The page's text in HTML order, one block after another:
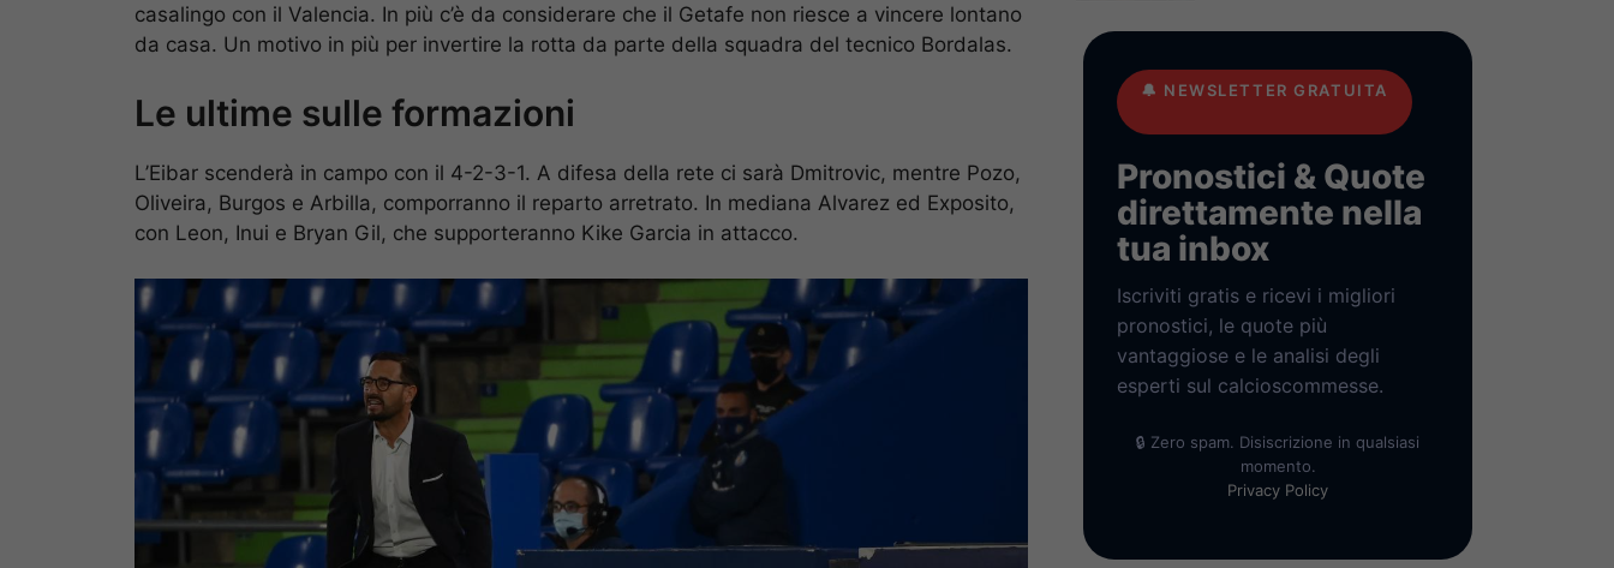
casalingo con il Valencia. In più c’è da considerare che il Getafe non riesce a vincere lontano
da casa. Un motivo in più per invertire la rotta da parte della squadra del tecnico Bordalas.
Le ultime sulle formazioni
L’Eibar scenderà in campo con il 4-2-3-1. A difesa della rete ci sarà Dmitrovic, mentre Pozo,
Oliveira, Burgos e Arbilla, comporranno il reparto arretrato. In mediana Alvarez ed Exposito,
con Leon, Inui e Bryan Gil, che supporteranno Kike Garcia in attacco.
🔔 NEWSLETTER GRATUITA
Pronostici & Quote
direttamente nella
tua inbox
Iscriviti gratis e ricevi i migliori
pronostici, le quote più
vantaggiose e le analisi degli
esperti sul calcioscommesse.
🔒 Zero spam. Disiscrizione in qualsiasi
momento.
Privacy Policy